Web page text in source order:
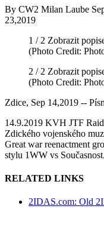
By CW2 Milan Laube
23,2019
1 / 2 Zobrazit
(Photo Credit:
2 / 2 Zobrazit
(Photo Credit:
Zdice, Sep 14,2019 --
14.9.2019 KVH JTF
Zdického vojenského
Great war reenactment
stylu 1WW vs Současnost.
RELATED LINKS
2IDAS.com: Old